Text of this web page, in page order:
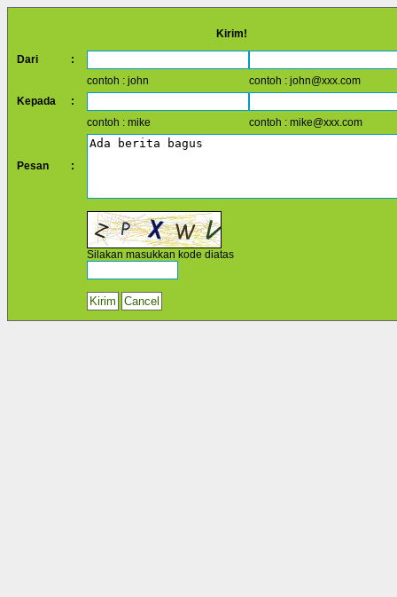
Kirim!
Dari
:
contoh : john
contoh : john@xxx.com
Kepada
:
contoh : mike
contoh : mike@xxx.com
Pesan :
Silakan masukkan kode diatas